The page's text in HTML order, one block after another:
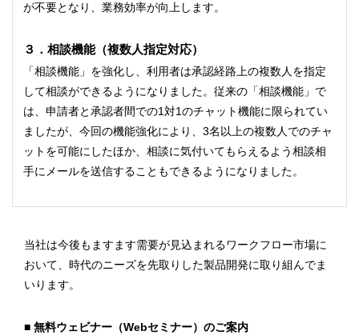
が不要となり、業務効率が向上します。
３．相談機能（複数人指定対応）
「相談機能」を強化し、利用者は承認経路上の複数人を指定
して相談ができるようになりました。従来の「相談機能」で
は、申請者と承認者間での1対1のチャット機能に限られてい
ましたが、今回の機能強化により、3名以上の複数人でのチャ
ットを可能にしたほか、相談に気付いてもらえるよう相談相
手にメールを送信することもできるようになりました。
当社は今後もますます需要が見込まれるワークフロー市場に
おいて、時代のニーズを先取りした製品開発に取り組んでま
いります。
無料ウェビナー（Webセミナー）のご案内